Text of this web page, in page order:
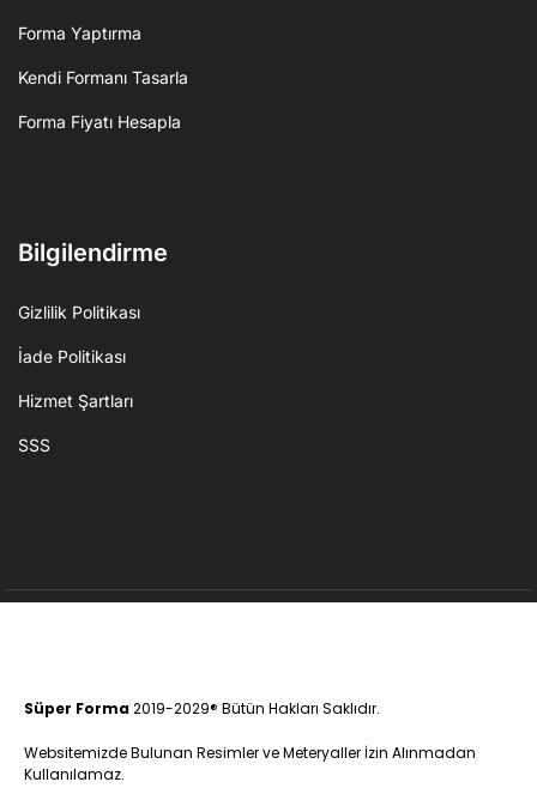
Forma Yaptırma
Kendi Formanı Tasarla
Forma Fiyatı Hesapla
Bilgilendirme
Gizlilik Politikası
İade Politikası
Hizmet Şartları
SSS
Süper Forma2019-2029® Bütün Hakları Saklıdır.
Websitemizde Bulunan Resimler ve Meteryaller İzin Alınmadan
Kullanılamaz.